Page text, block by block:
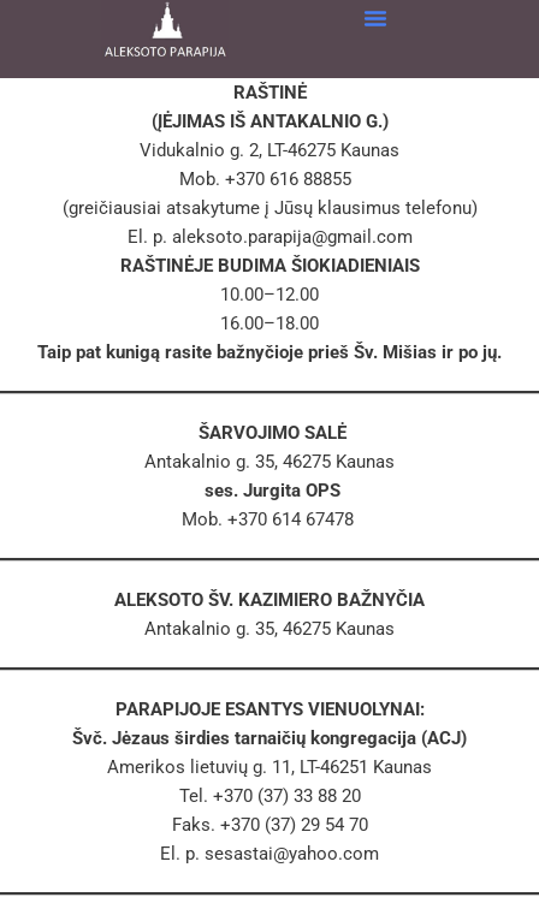
RAŠTINĖ
(ĮĖJIMAS IŠ ANTAKALNIO G.)
Vidukalnio g. 2, LT-46275 Kaunas
Mob. +370 616 88855
(greičiausiai atsakytume į Jūsų klausimus telefonu)
El. p. aleksoto.parapija@gmail.com
RAŠTINĖJE BUDIMA ŠIOKIADIENIAIS
10.00–12.00
16.00–18.00
Taip pat kunigą rasite bažnyčioje prieš Šv. Mišias ir po jų.
ŠARVOJIMO SALĖ
Antakalnio g. 35, 46275 Kaunas
ses. Jurgita OPS
Mob. +370 614 67478
ALEKSOTO ŠV. KAZIMIERO BAŽNYČIA
Antakalnio g. 35, 46275 Kaunas
PARAPIJOJE ESANTYS VIENUOLYNAI:
Švč. Jėzaus širdies tarnaičių kongregacija (ACJ)
Amerikos lietuvių g. 11, LT-46251 Kaunas
Tel. +370 (37) 33 88 20
Faks. +370 (37) 29 54 70
El. p. sesastai@yahoo.com